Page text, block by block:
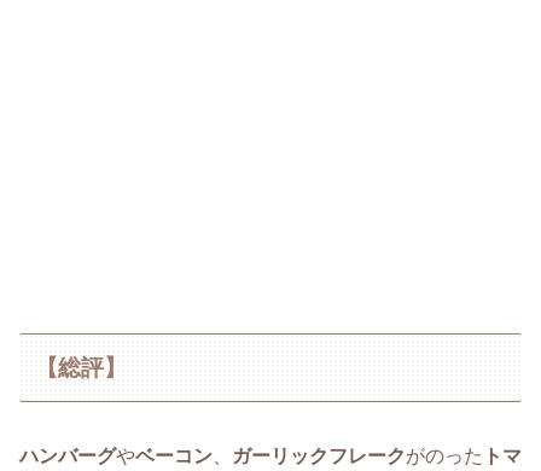
【総評】
ハンバーグやベーコン ガーリックフレークがのった トマ